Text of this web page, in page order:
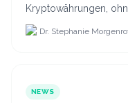
Kryptowährungen,
Wallet einrichten zu
nicht nur Bitcoin h...
Dr. Stephanie
NEWS